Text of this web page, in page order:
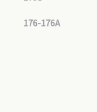
176-176A